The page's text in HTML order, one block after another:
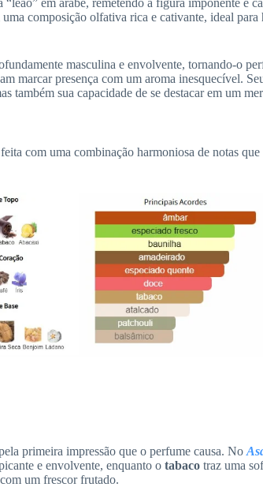
“leão” em árabe, remetendo à figura imponente e
composição olfativa rica e cativante, ideal para
masculina e envolvente, tornando-o
marcar presença com um aroma inesquecível.
também sua capacidade de se destacar em um
com uma combinação harmoniosa de notas que
primeira impressão que o perfume causa. No
e envolvente, enquanto o tabaco traz uma
um frescor frutado.